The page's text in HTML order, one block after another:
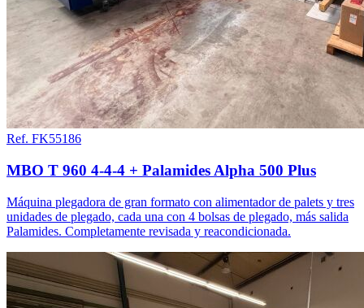
Ref. FK55186
MBO T 960 4-4-4 + Palamides Alpha 500 Plus
Máquina plegadora de gran formato con alimentador de palets y tres
unidades de plegado, cada una con 4 bolsas de plegado, más salida
Palamides. Completamente revisada y reacondicionada.